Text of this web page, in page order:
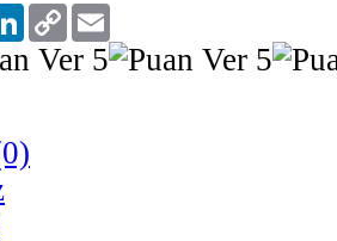
LinkedIn
Copy
Link